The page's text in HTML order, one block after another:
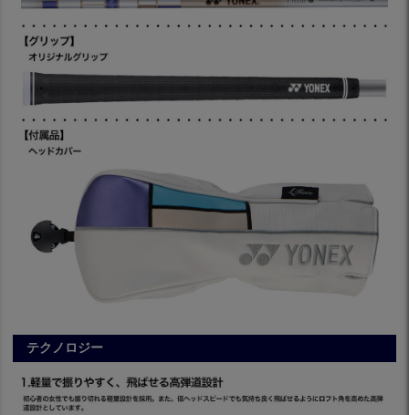
テクノロジー